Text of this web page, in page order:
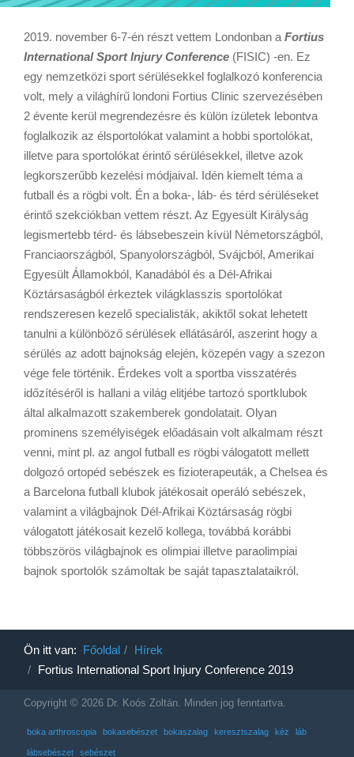
2019. november 6-7-én részt vettem Londonban a Fortius
International Sport Injury Conference (FISIC) -en. Ez
egy nemzetközi sport sérülésekkel foglalkozó konferencia
volt, mely a világhírű londoni Fortius Clinic szervezésében
2 évente kerül megrendezésre és külön ízületek lebontva
foglalkozik az élsportolókat valamint a hobbi sportolókat,
illetve para sportolókat érintő sérülésekkel, illetve azok
legkorszerűbb kezelési módjaival. Idén kiemelt téma a
futball és a rögbi volt. Én a boka-, láb- és térd sérüléseket
érintő szekciókban vettem részt. Az Egyesült Királyság
legismertebb térd- és lábsebeszein kívül Németországból,
Franciaországból, Spanyolországból, Svájcból, Amerikai
Egyesült Államokból, Kanadából és a Dél-Afrikai
Köztársaságból érkeztek világklasszis sportolókat
rendszeresen kezelő specialisták, akiktől sokat lehetett
tanulni a különböző sérülések ellátásáról, aszerint hogy a
sérülés az adott bajnokság elején, közepén vagy a szezon
vége fele történik. Érdekes volt a sportba visszatérés
időzítéséről is hallani a világ elitjébe tartozó sportklubok
által alkalmazott szakemberek gondolatait. Olyan
prominens személyiségek előadásain volt alkalmam részt
venni, mint pl. az angol futball es rögbi válogatott mellett
dolgozó ortopéd sebészek es fizioterapeuták, a Chelsea és
a Barcelona futball klubok játékosait operáló sebészek,
valamint a világbajnok Dél-Afrikai Köztársaság rögbi
válogatott játékosait kezelő kollega, továbbá korábbi
többszörös világbajnok es olimpiai illetve paraolimpiai
bajnok sportolók számoltak be saját tapasztalataikról.
Ön itt van: Főoldal
Hírek
Fortius International Sport Injury Conference 2019
Copyright © 2026 Dr. Koós Zoltán. Minden jog fenntartva.
boka arthroscopia bokasebészet bokaszalag keresztszalag kéz láb
lábsebészet sebészet